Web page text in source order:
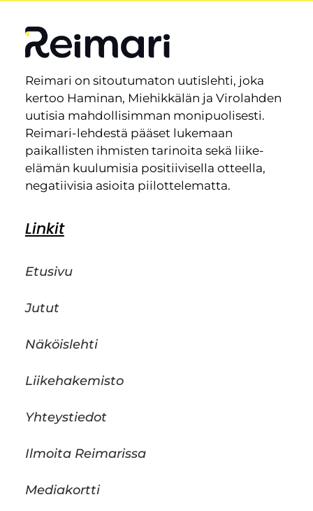
Reimari on sitoutumaton uutislehti, joka
kertoo Haminan, Miehikkälän ja Virolahden
uutisia mahdollisimman monipuolisesti.
Reimari-lehdestä pääset lukemaan
paikallisten ihmisten tarinoita sekä liike-
elämän kuulumisia positiivisella otteella,
negatiivisia asioita piilottelematta.
Linkit
Etusivu
Jutut
Näköislehti
Liikehakemisto
Yhteystiedot
Ilmoita Reimarissa
Mediakortti